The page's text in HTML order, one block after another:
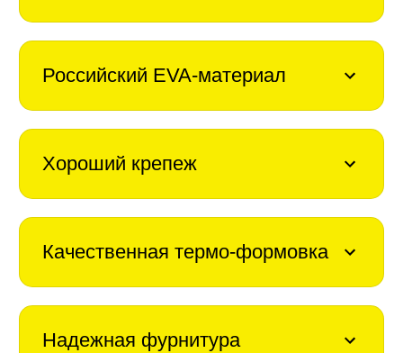
Российский EVA-материал
Хороший крепеж
Качественная термо-формовка
Надежная фурнитура